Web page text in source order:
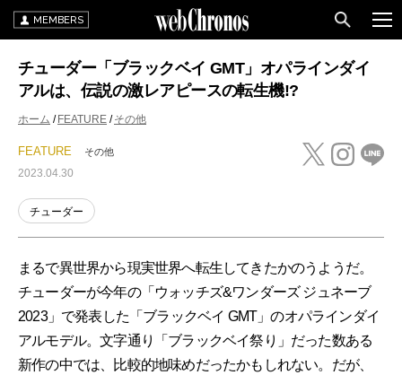
MEMBERS
チューダー「ブラックベイ GMT」オパラインダイ
アルは、伝説の激レアピースの転生機!?
ホーム FEATURE その他
FEATURE その他
2023.04.30
チューダー
まるで異世界から現実世界へ転生してきたかのうようだ。
チューダーが今年の「ウォッチズ&ワンダーズ ジュネーブ
2023」で発表した「ブラックベイ GMT」のオパラインダイ
アルモデル。文字通り「ブラックベイ祭り」だった数ある
新作の中では、比較的地味めだったかもしれない。だが、